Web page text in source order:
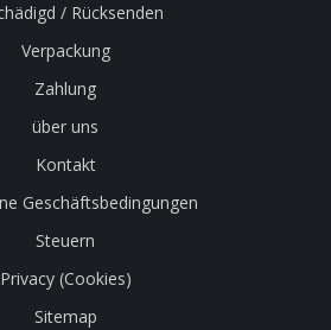
/ Rücksenden
Verpackung
Zahlung
über uns
Kontakt
Geschäftsbedingungen
Steuern
Privacy (Cookies)
Sitemap